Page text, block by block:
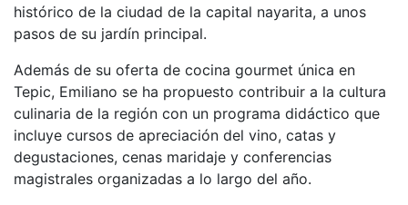
histórico de la ciudad de la capital nayarita, a unos
pasos de su jardín principal.
Además de su oferta de cocina gourmet única en
Tepic, Emiliano se ha propuesto contribuir a la cultura
culinaria de la región con un programa didáctico que
incluye cursos de apreciación del vino, catas y
degustaciones, cenas maridaje y conferencias
magistrales organizadas a lo largo del año.